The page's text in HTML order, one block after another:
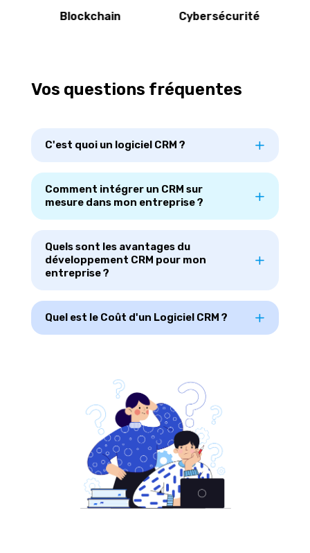
Blockchain Cybersécurité
Vos questions fréquentes
C'est quoi un logiciel CRM ?
Comment intégrer un CRM sur
mesure dans mon entreprise ?
Quels sont les avantages du
développement CRM pour mon
entreprise ?
Quel est le Coût d'un Logiciel CRM ?